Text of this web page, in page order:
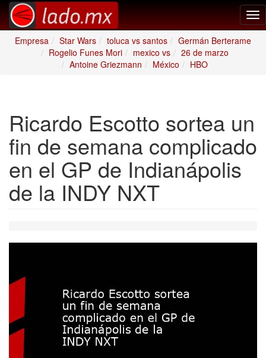
Empresa
Star Wars toluca vs santos
Germán Berterame
Rogelio Funes Mori
mexico vs
26 de marzo
Antoine Griezmann
México HBO
Ricardo Escotto sortea un
fin de semana complicado
en el GP de Indianápolis
de la INDY NXT